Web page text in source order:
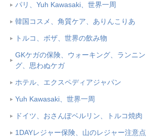
パリ、Yuh Kawasaki、世界一周
韓国コスメ、角質ケア、ありんこりあ
トルコ、ボザ、世界の飲み物
GKケガの保険、ウォーキング、ランニン
グ、思わぬケガ
ホテル、エクスペディアジャパン
Yuh Kawasaki、世界一周
ドイツ、おさんぽベルリン、トルコ焼肉
1DAYレジャー保険、山のレジャー注意点